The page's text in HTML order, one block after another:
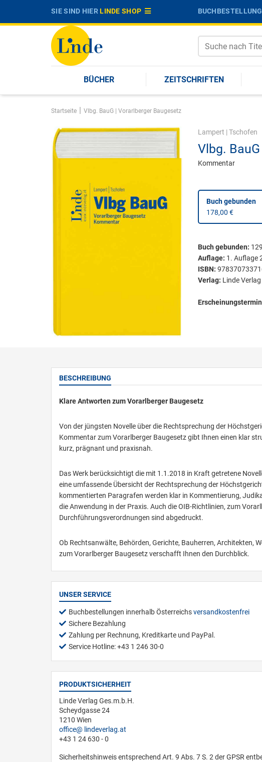
SIE SIND HIERLINDE SHOP
BÜCHER ZEITSCHRIFTEN
Startseite | Vlbg. BauG | Vorarlberger Baugesetz
Lampert | Tschofen
Vlbg.
Kommentar
Buch gebunden
178,00 €
Buch gebunden:
Auflage: 1. Auflage
ISBN:
Verlag: Linde Verlag
BESCHREIBUNG
Klare Antworten zum Vorarlberger Baugesetz
Von der jüngsten Novelle über die Rechtsprechung der
Kommentar zum Vorarlberger Baugesetz gibt Ihnen einen klar
kurz, prägnant und praxisnah.
Das Werk berücksichtigt die mit 1.1.2018 in Kraft getretene
eine umfassende Übersicht der Rechtsprechung der
kommentierten Paragrafen werden klar in Kommentierung,
die Anwendung in der Praxis. Auch die OIB-Richtlinien, zum
Durchführungsverordnungen sind abgedruckt.
Ob Rechtsanwälte, Behörden, Gerichte, Bauherren, Architekten,
zum Vorarlberger Baugesetz verschafft Ihnen den Durchblick.
UNSER SERVICE
Buchbestellungen innerhalb Österreichsversandkostenfrei
Sichere Bezahlung
Zahlung per Rechnung, Kreditkarte und PayPal.
Service Hotline: +43 1 246 30-0
PRODUKTSICHERHEIT
Linde Verlag Ges.m.b.H.
Scheydgasse 24
1210 Wien
office
lindeverlag.at
+43 1 24 630 - 0
Sicherheitshinweis entsprechend Art. 9 Abs. 7 S. 2 der GPSR